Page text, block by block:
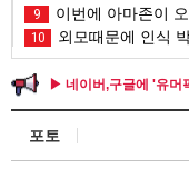
9 이번에 아마존이
10 외모때문에 인식
▶ 네이버,구글에 '유머
포토